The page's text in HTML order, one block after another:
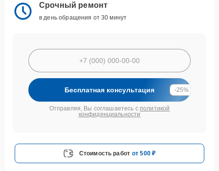
Срочный ремонт
в день обращения от 30 минут
Бесплатная консультация -25%
Отправляя, Вы соглашаетесь с политикой
конфиденциальности
Стоимость работ от 500 ₽